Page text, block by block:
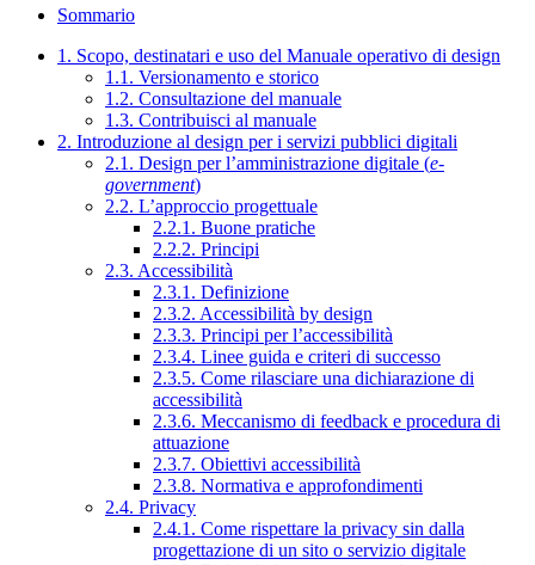
Sommario
1. Scopo, destinatari e uso del Manuale operativo di design
1.1. Versionamento e storico
1.2. Consultazione del manuale
1.3. Contribuisci al manuale
2. Introduzione al design per i servizi pubblici digitali
2.1. Design per l’amministrazione digitale (e-
government)
2.2. L’approccio progettuale
2.2.1. Buone pratiche
2.2.2. Principi
2.3. Accessibilità
2.3.1. Definizione
2.3.2. Accessibilità by design
2.3.3. Principi per l’accessibilità
2.3.4. Linee guida e criteri di successo
2.3.5. Come rilasciare una dichiarazione di
accessibilità
2.3.6. Meccanismo di feedback e procedura di
attuazione
2.3.7. Obiettivi accessibilità
2.3.8. Normativa e approfondimenti
2.4. Privacy
2.4.1. Come rispettare la privacy sin dalla
progettazione di un sito o servizio digitale